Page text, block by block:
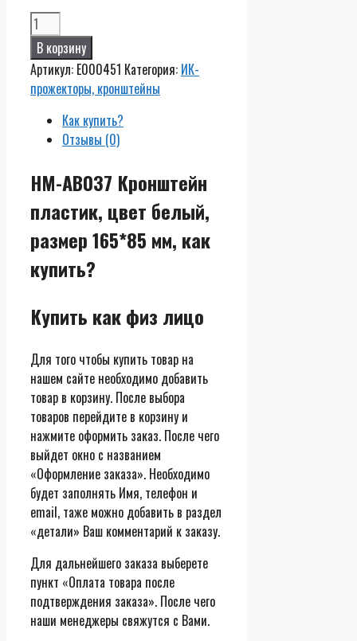
Количество
HM-
AB037
Кронштейн
пластик,
цвет
белый,
165*85
мм
В корзину
Артикул: E000451 Категория: ИК-
прожекторы, кронштейны
Как купить?
Отзывы (0)
HM-AB037 Кронштейн
пластик, цвет белый,
размер 165*85 мм, как
купить?
Купить как физ лицо
Для того чтобы купить товар на
нашем сайте необходимо добавить
товар в корзину. После выбора
товаров перейдите в корзину и
нажмите оформить заказ. После чего
выйдет окно с названием
«Оформление заказа». Необходимо
будет заполнять Имя, телефон и
email, таже можно добавить в раздел
«детали» Ваш комментарий к заказу.
Для дальнейшего заказа выберете
пункт «Оплата товара после
подтверждения заказа». После чего
наши менеджеры свяжутся с Вами.